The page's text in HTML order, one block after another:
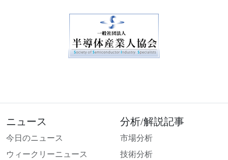
ニュース
今日のニュース
ウィークリーニュース
分析/解説記事
市場分析
技術分析